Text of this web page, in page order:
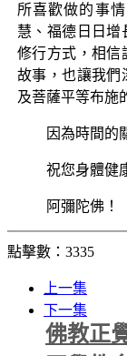
所喜歡做的事
慧、福德日日增
修行方式，相信
故事，也讓我們
及菩薩平等布施
因為時間的
祝您身體健
阿彌陀佛！
點擊數：3335
上一集
下一集
佛教正